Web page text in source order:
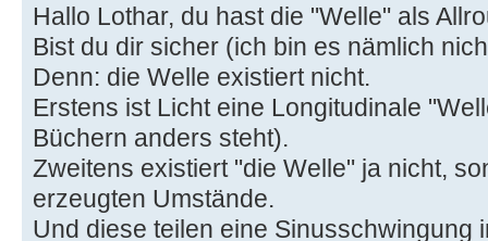
Hallo Lothar, du hast die "Welle" als
Bist du dir sicher (ich bin es nämlich
Denn: die Welle existiert nicht.
Erstens ist Licht eine Longitudinale
Büchern anders steht).
Zweitens existiert "die Welle" ja nicht,
erzeugten Umstände.
Und diese teilen eine Sinusschwingung